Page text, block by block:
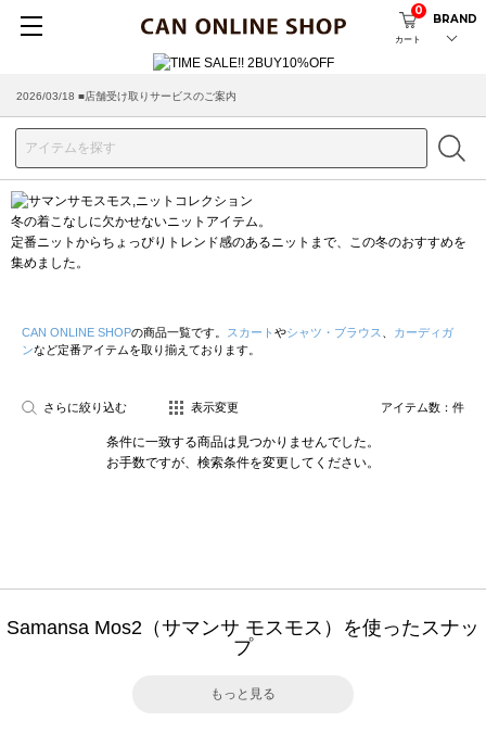
カート
0
BRAND
2026/03/18 ■店舗受け取りサービスのご案内
冬の着こなしに欠かせないニットアイテム。
定番ニットからちょっぴりトレンド感のあるニットまで、この冬のおすすめを
集めました。
CAN ONLINE SHOPの商品一覧です。 スカート やシャツ・ブラウス
カーディガ
ンなど定番アイテムを取り揃えております。
さらに絞り込む 表示変更 アイテム数： 件
条件に一致する商品は見つかりませんでした。
お手数ですが、検索条件を変更してください。
Samansa Mos2（サマンサ モスモス）を使ったスナッ
プ
もっと見る